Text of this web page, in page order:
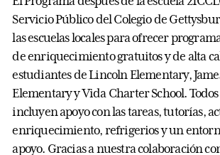
Servicio Público del Colegio de
las escuelas locales para ofrecer
de enriquecimiento gratuitos y de alta
estudiantes de Lincoln Elementary,
Elementary y Vida Charter School.
incluyen apoyo con las tareas, tutorías,
enriquecimiento, refrigerios y un
apoyo. Gracias a nuestra colaboración